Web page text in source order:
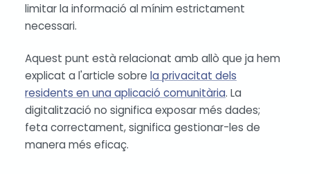
limitar la informació al mínim estrictament
necessari.
Aquest punt està relacionat amb allò que ja hem
explicat a l'article sobre la privacitat dels
residents en una aplicació comunitària. La
digitalització no significa exposar més dades;
feta correctament, significa gestionar-les de
manera més eficaç.